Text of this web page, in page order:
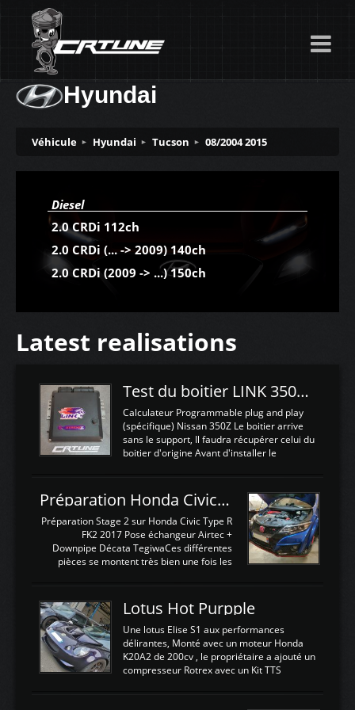
Hyundai
Véhicule Hyundai Tucson 08/2004 2015
Diesel
2.0 CRDi 112ch
2.0 CRDi (... -> 2009) 140ch
2.0 CRDi (2009 -> ...) 150ch
Latest realisations
Test du boitier LINK 350Z Plugin ECU
Calculateur Programmable plug and play
(spécifique) Nissan 350Z Le boitier arrive
sans le support, Il faudra récupérer celui du
boitier d'origine Avant d'installer le
d'envoyer l'information de la large bande
dans le boitier. sydney sweeney deepfake
La sortie 0-5V de l'afr sera connectée sur
l'entrée AN Volt 8 et GndAN pour
Analogique, et Volt car l'information est une
tension (Pas une résistance variable d'un
est temps de brancher le ...
Préparation Honda Civic Type R FK2
Préparation Stage 2 sur Honda Civic Type R
FK2 2017 Pose échangeur Airtec +
Downpipe Décata TegiwaCes différentes
pièces se montent très bien une fois les
légere découpe du plastique inferieur,
negénant en rien la structure ou le
fonctionnement du fond plat. Une
reprogrammation Stage 2 est faite sur le
calculateur d'origine. Une alternative
économique au passage sur Hondata
d'origine 310cv et 400Nn , Une fois
Lotus Hot Purpple
Une lotus Elise S1 aux performances
délirantes, Monté avec un moteur Honda
K20A2 de 200cv , le propriétaire a ajouté un
compresseur Rotrex avec un Kit TTS